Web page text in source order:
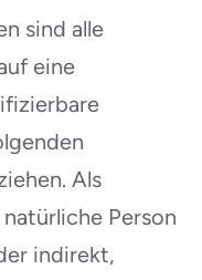
sind alle
eine
Als
Person
indirekt,